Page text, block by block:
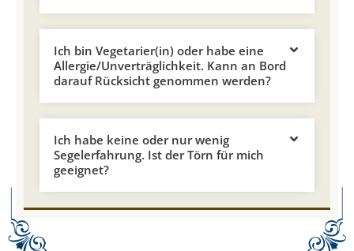
Ich bin Vegetarier(in) oder habe eine
Allergie/Unverträglichkeit. Kann an Bord
darauf Rücksicht genommen werden?
Ich habe keine oder nur wenig
Segelerfahrung. Ist der Törn für mich
geeignet?